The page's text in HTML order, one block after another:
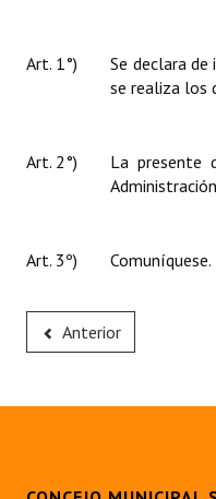
Art. 1°)
Se declara
se realiza los
Art. 2°)
La presente
Art. 3º)
Anterior